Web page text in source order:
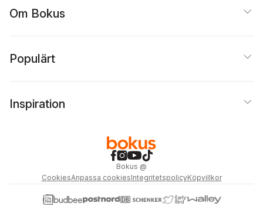
Om Bokus
Populärt
Inspiration
Bokus @
CookiesAnpassa cookiesIntegritetspolicyKöpvillkor